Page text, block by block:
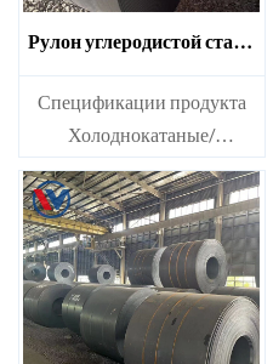
Рулон углеродистой стали
DC01
Спецификации продукта
Холоднокатаные/
горячекатаные рулоны
углеродистой стали Ms